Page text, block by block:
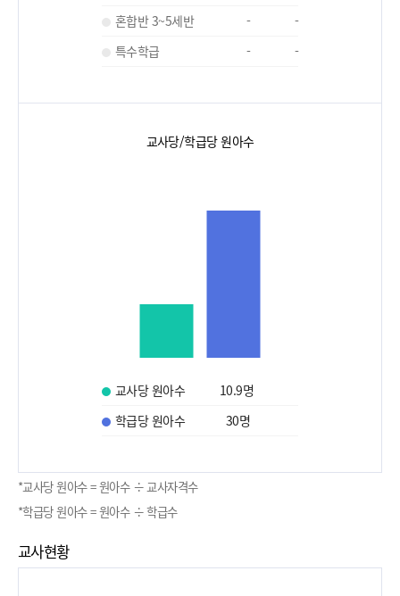
혼합반 3~5세반
-
-
특수학급
- -
교사당/학급당 원아수
교사당 원아수 10.9명
학급당 원아수
30명
*교사당 원아수 = 원아수 ÷ 교사자격수
*학급당 원아수 = 원아수 ÷ 학급수
교사현황